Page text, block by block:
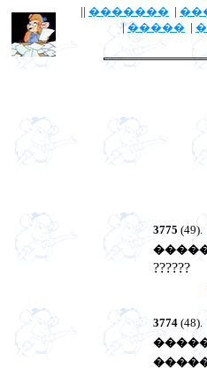
|| ������� |
|����� |
3775
??????
3774